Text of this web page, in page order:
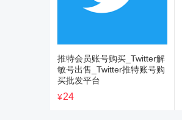
推特会员账号购买_Twitter解
敏号出售_Twitter推特账号购
买批发平台
¥24